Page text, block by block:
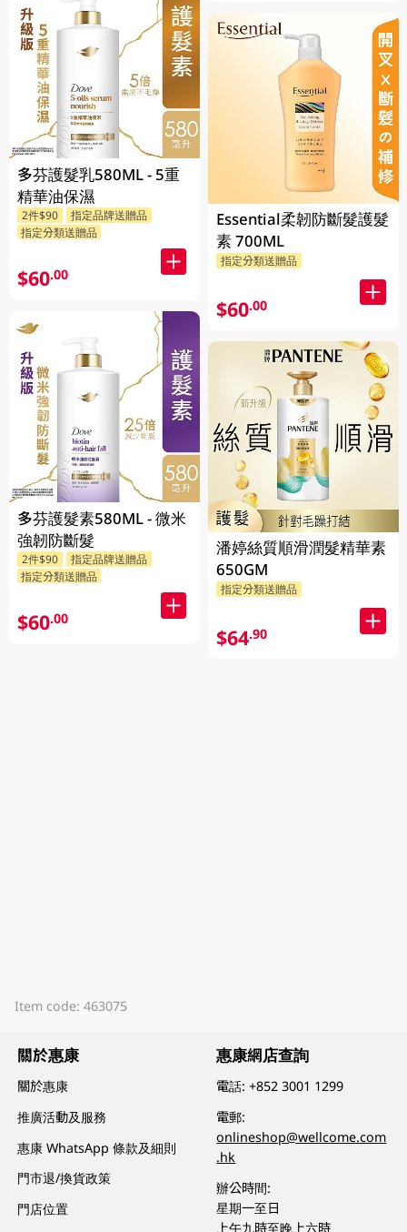
多芬護髮乳580ML - 5重
精華油保濕
2件$90
指定品牌送贈品
指定分類送贈品
$60.00
多芬護髮素580ML - 微米
強韌防斷髮
2件$90
指定品牌送贈品
指定分類送贈品
$60.00
Essential柔韌防斷髮護髮
素 700ML
指定分類送贈品
$60.00
潘婷絲質順滑潤髮精華素
650GM
指定分類送贈品
$64.90
Item code: 463075
關於惠康
關於惠康
推廣活動及服務
惠康 WhatsApp 條款及細則
門市退/換貨政策
門店位置
惠康網店查詢
電話:+852 3001 1299
電郵:
onlineshop@wellcome.com
.hk
辦公時間:
星期一至日
上午九時至晚上六時